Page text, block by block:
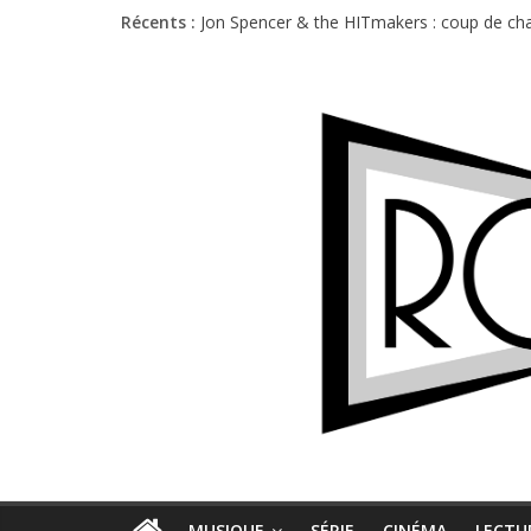
Récents : Jon Spencer & the HITmakers : coup de
Charlie Puth à l’Olympia : la leçon de pop